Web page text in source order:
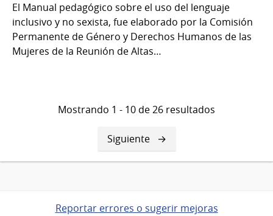
El Manual pedagógico sobre el uso del lenguaje
inclusivo y no sexista, fue elaborado por la Comisión
Permanente de Género y Derechos Humanos de las
Mujeres de la Reunión de Altas…
Mostrando 1 - 10 de 26 resultados
Siguiente
página
Siguiente
Reportar errores o sugerir mejoras